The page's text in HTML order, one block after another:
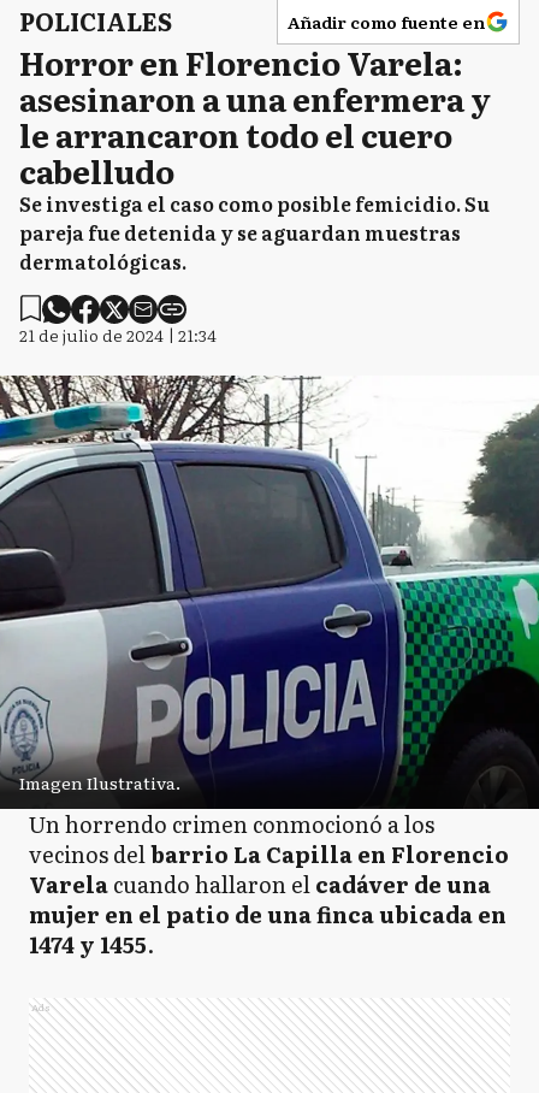
POLICIALES Añadir como fuente en
Horror en Florencio Varela:
asesinaron a una enfermera y
le arrancaron todo el cuero
cabelludo
Se investiga el caso como posible femicidio. Su
pareja fue detenida y se aguardan muestras
dermatológicas.
21 de julio de 2024 | 21:34
Imagen Ilustrativa.
Un horrendo crimen conmocionó a los
vecinos delbarrio La Capilla en Florencio
Varelacuando hallaron elcadáver de una
mujer en el patio de una finca ubicada en
1474 y 1455.
Ads